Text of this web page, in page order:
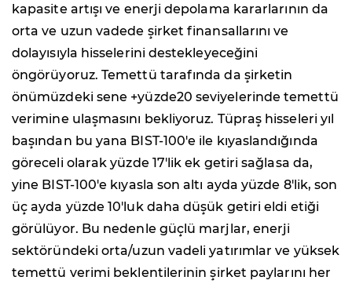
kapasite artışı ve enerji depolama kararlarının da
orta ve uzun vadede şirket finansallarını ve
dolayısıyla hisselerini destekleyeceğini
öngörüyoruz. Temettü tarafında da şirketin
önümüzdeki sene +yüzde20 seviyelerinde temettü
verimine ulaşmasını bekliyoruz. Tüpraş hisseleri yıl
başından bu yana BIST-100'e ile kıyaslandığında
göreceli olarak yüzde 17'lik ek getiri sağlasa da,
yine BIST-100'e kıyasla son altı ayda yüzde 8'lik, son
üç ayda yüzde 10'luk daha düşük getiri eldi etiği
görülüyor. Bu nedenle güçlü marjlar, enerji
sektöründeki orta/uzun vadeli yatırımlar ve yüksek
temettü verimi beklentilerinin şirket paylarını her